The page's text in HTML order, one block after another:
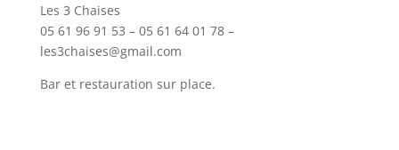
Les 3 Chaises
05 61 96 91 53 – 05 61 64 01 78 –
les3chaises@gmail.com
Bar et restauration sur place.